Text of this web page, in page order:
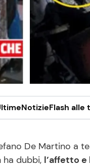
De Martino a
dubbi, l’affetto